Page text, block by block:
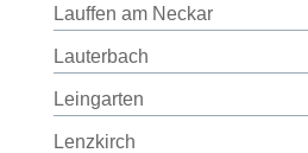
Lauffen am Neckar
Lauterbach
Leingarten
Lenzkirch